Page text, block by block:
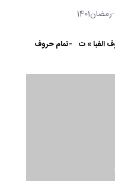
الفبا » ت -تمام حروف